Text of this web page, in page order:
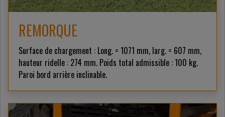
REMORQUE
Surface de chargement : Long. = 1071 mm, larg. = 607 mm,
hauteur ridelle : 274 mm. Poids total admissible : 100 kg.
Paroi bord arrière inclinable.